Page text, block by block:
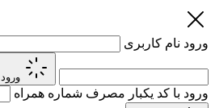
ورود نام کاربری
ورود
ورود با کد یکبار مصرف شماره همراه